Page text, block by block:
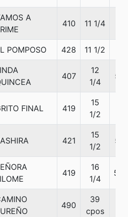
A
410 11 1/4
POMPOSO 428 11 1/2
407
12
1/4
55
FINAL 419
15
1/2
421
15
1/2
55
419
16
1/4
53.
490
39
cpos